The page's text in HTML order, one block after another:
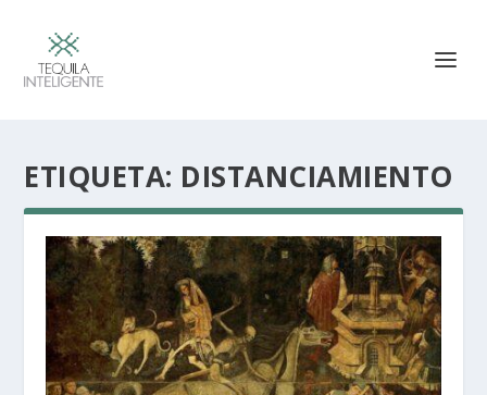
ETIQUETA: DISTANCIAMIENTO